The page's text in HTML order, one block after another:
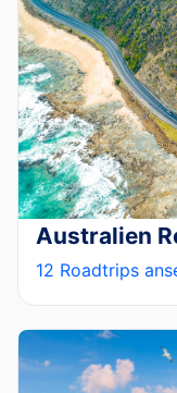
Australien
12 Roadtrips